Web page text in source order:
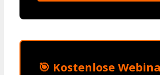
🎯 Kostenlose